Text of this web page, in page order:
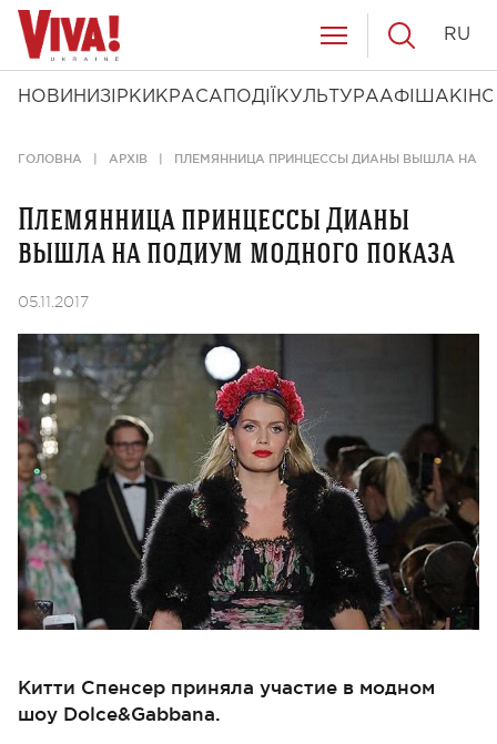
НОВИНИ ЗІРКИ КРАСА ПОДІЇ КУЛЬТУРААФІША КІНО
RU
ГОЛОВНА АРХІВ ПЛЕМЯННИЦА ПРИНЦЕССЫ ДИАНЫ ВЫШЛА НА
Племянница принцессы Дианы
вышла на подиум модного показа
05.11.2017
Китти Спенсер приняла участие в модном
шоу Dolce&Gabbana.